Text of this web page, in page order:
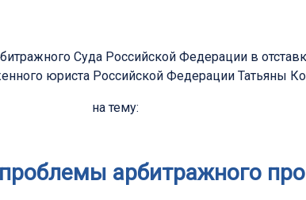
Суда Российской Федерации в
юриста Российской Федерации Татьяны
на тему:
арбитражного